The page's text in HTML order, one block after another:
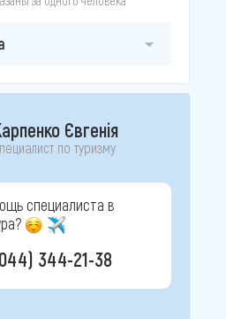
Євгенія
по туризму
специалиста в
344-21-38